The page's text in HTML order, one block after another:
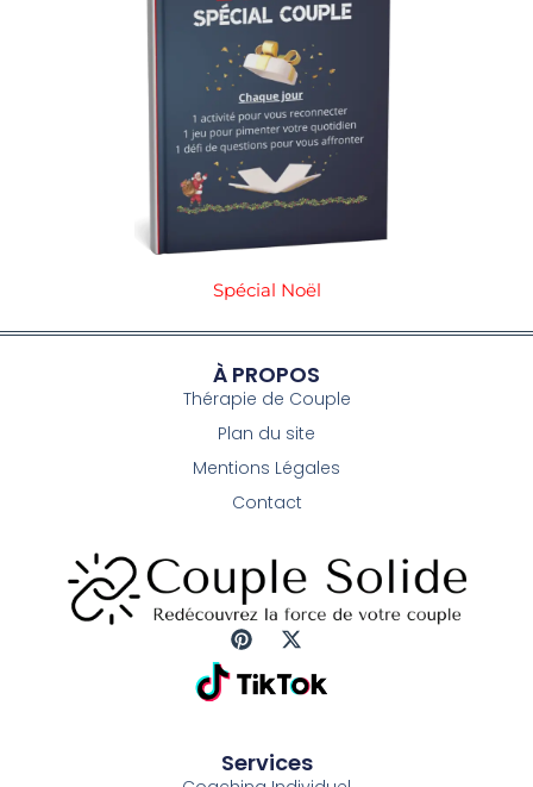
Spécial Noël
P
n
t
e
X
t
w
t
Services
À PROPOS
Thérapie de Couple
Plan du site
Mentions Légales
Contact